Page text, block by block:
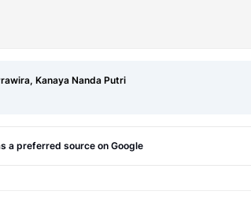
Kanaya Nanda Putri
a preferred source on Google